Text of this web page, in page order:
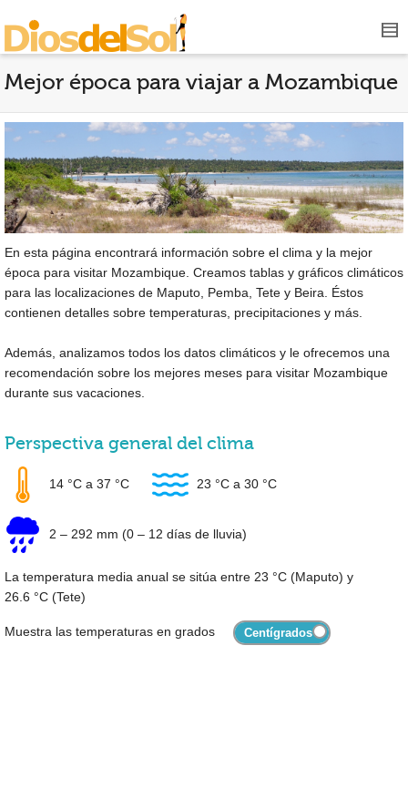
Mejor época para viajar a Mozambique
En esta página encontrará información sobre el clima y la mejor
época para visitar Mozambique. Creamos tablas y gráficos climáticos
para las localizaciones de Maputo, Pemba, Tete y Beira. Éstos
contienen detalles sobre temperaturas, precipitaciones y más.
Además, analizamos todos los datos climáticos y le ofrecemos una
recomendación sobre los mejores meses para visitar Mozambique
durante sus vacaciones.
Perspectiva general del clima
14 °C a 37 °C 23 °C a 30 °C
2 – 292 mm (0 – 12 días de lluvia)
La temperatura media anual se sitúa entre 23 °C (Maputo) y
26.6 °C (Tete)
Muestra las temperaturas en grados